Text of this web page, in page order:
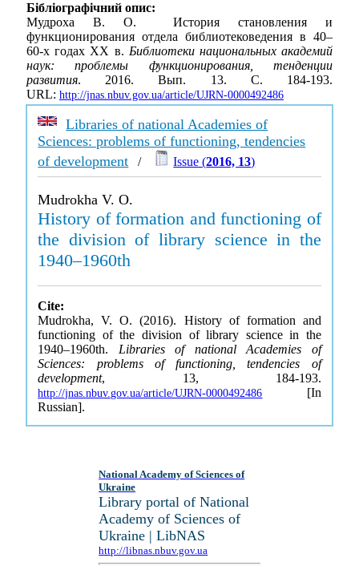
Бібліографічний опис:
Мудроха В. О. История становления и
функционирования отдела библиотековедения в 40–
60-х годах XX в. Библиотеки национальных академий
наук: проблемы функционирования, тенденции
развития. 2016. Вып. 13. С. 184-193.
URL: http://jnas.nbuv.gov.ua/article/UJRN-0000492486
Libraries of national Academies of
Sciences: problems of functioning, tendencies
of development / Issue (2016, 13)
Mudrokha V. O.
History of formation and functioning of
the division of library science in the
1940–1960th
Cite:
Mudrokha, V. O. (2016). History of formation and
functioning of the division of library science in the
1940–1960th. Libraries of national Academies of
Sciences: problems of functioning, tendencies of
development, 13, 184-193.
http://jnas.nbuv.gov.ua/article/UJRN-0000492486 [In
Russian].
National Academy of Sciences of
Ukraine
Library portal of National
Academy of Sciences of
Ukraine | LibNAS
http://libnas.nbuv.gov.ua